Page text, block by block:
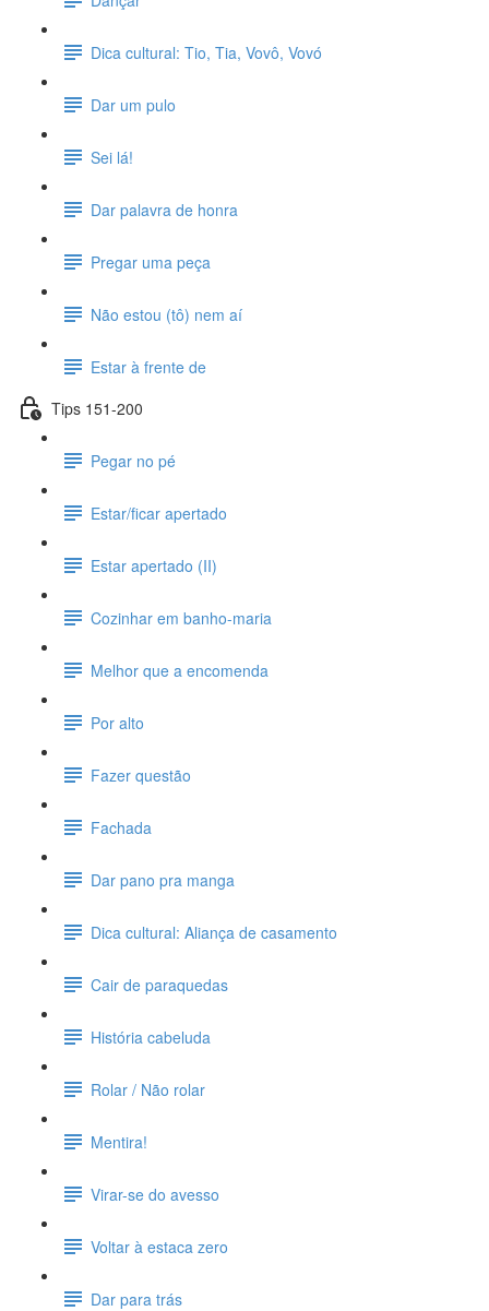
Dica cultural: Tio, Tia, Vovô, Vovó
Dar um pulo
Sei lá!
Dar palavra de honra
Pregar uma peça
Não estou (tô) nem aí
Estar à frente de
Tips 151-200
Pegar no pé
Estar/ficar apertado
Estar apertado (II)
Cozinhar em banho-maria
Melhor que a encomenda
Por alto
Fazer questão
Fachada
Dar pano pra manga
Dica cultural: Aliança de casamento
Cair de paraquedas
História cabeluda
Rolar / Não rolar
Mentira!
Virar-se do avesso
Voltar à estaca zero
Dar para trás